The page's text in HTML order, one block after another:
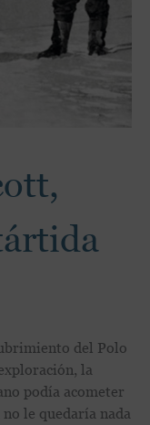
del Polo
la
podía acometer
le quedaría nada